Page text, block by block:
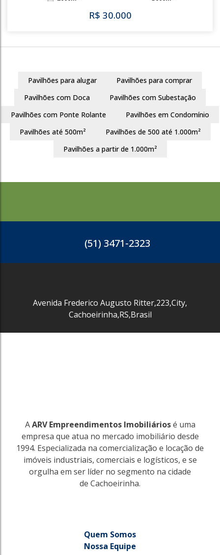
R$30.000
2600m² 3600m²
Pavilhões para alugar
Pavilhões para comprar
Pavilhões com Doca
Pavilhões com Subestação
Pavilhões com Ponte Rolante
Pavilhões em Condomínio
Pavilhões até 500m²
Pavilhões de 500 até 1.000m²
Pavilhões a partir de 1.000m²
(51) 3471-2323
Avenida Frederico Augusto Ritter,223,City,
Cachoeirinha,RS,Brasil
AARV Empreendimentos Imobiliáriosé uma
empresa que atua no mercado imobiliário desde
1994. Especializada na comercialização e locação de
imóveis industriais, comerciais e logísticos, e se
orgulha em ser líder no segmento na cidade
de Cachoeirinha.
Quem Somos
Nossa Equipe